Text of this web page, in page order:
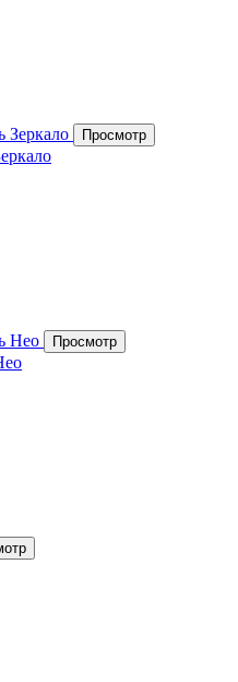
Просмотр
Просмотр